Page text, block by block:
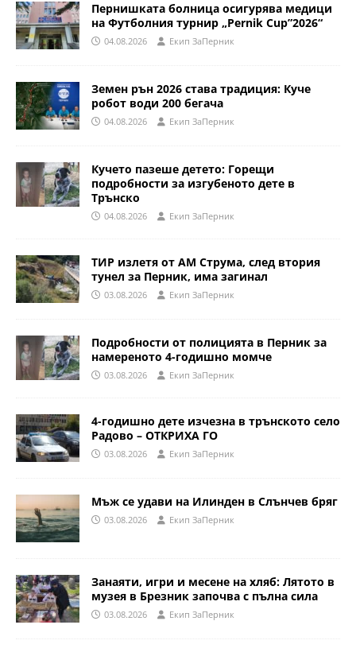
Пернишката болница осигурява медици
на Футболния турнир „Pernik Cup”2026“
04.08.2026 Eкип ЗаПерник
Земен рън 2026 става традиция: Куче
робот води 200 бегача
04.08.2026 Eкип ЗаПерник
Кучето пазеше детето: Горещи
подробности за изгубеното дете в
Трънско
04.08.2026 Eкип ЗаПерник
ТИР излетя от АМ Струма, след втория
тунел за Перник, има загинал
03.08.2026 Eкип ЗаПерник
Подробности от полицията в Перник за
намереното 4-годишно момче
03.08.2026 Eкип ЗаПерник
4-годишно дете изчезна в трънското село
Радово – ОТКРИХА ГО
03.08.2026 Eкип ЗаПерник
Мъж се удави на Илинден в Слънчев бряг
03.08.2026 Eкип ЗаПерник
Занаяти, игри и месене на хляб: Лятото в
музея в Брезник започва с пълна сила
03.08.2026 Eкип ЗаПерник